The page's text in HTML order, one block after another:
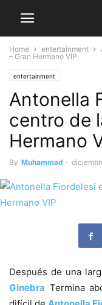
Home entertainment
– Gran Hermano VIP
entertainment
Antonella
centro de
Hermano
By Muhammad -
Después de una
Ginebra Termina